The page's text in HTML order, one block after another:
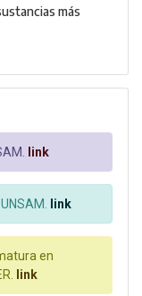
más
link
link
en
link